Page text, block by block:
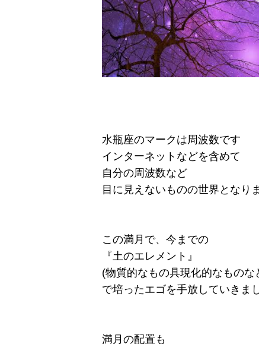
水瓶座のマークは周波数です
インターネットなどを含めて
自分の周波数など
目に見えないものの世界となり
この満月で、今までの
『土のエレメント』
(物質的なもの具現化的なものな
で培ったエゴを手放していきま
満月の配置も